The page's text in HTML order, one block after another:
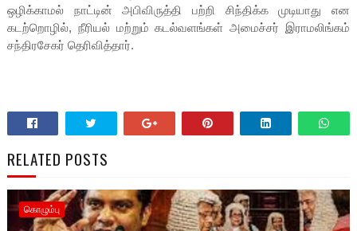
ஒழிக்காமல் நாட்டின் அபிவிருத்தி பற்றி சிந்திக்க முடியாது என
கடற்றொழில், நீரியல் மற்றும் கடல்வளங்கள் அமைச்சர் இராமலிங்கம்
சந்திரசேகர் தெரிவித்தார்.
RELATED POSTS
கொழும்பு